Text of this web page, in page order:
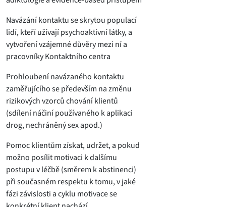
Navázání kontaktu se skrytou populací
lidí, kteří užívají psychoaktivní látky, a
vytvoření vzájemné důvěry mezi ní a
pracovníky Kontaktního centra
Prohloubení navázaného kontaktu
zaměřujícího se především na změnu
rizikových vzorců chování klientů
(sdílení náčiní používaného k aplikaci
drog, nechráněný sex apod.)
Pomoc klientům získat, udržet, a pokud
možno posílit motivaci k dalšímu
postupu v léčbě (směrem k abstinenci)
při současném respektu k tomu, v jaké
fázi závislosti a cyklu motivace se